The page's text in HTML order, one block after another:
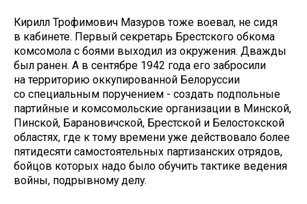
Кирилл Трофимович Мазуров тоже воевал, не сидя
в кабинете. Первый секретарь Брестского обкома
комсомола с боями выходил из окружения. Дважды
был ранен. А в сентябре 1942 года его забросили
на территорию оккупированной Белоруссии
со специальным поручением - создать подпольные
партийные и комсомольские организации в Минской,
Пинской, Барановичской, Брестской и Белостокской
областях, где к тому времени уже действовало более
пятидесяти самостоятельных партизанских отрядов,
бойцов которых надо было обучить тактике ведения
войны, подрывному делу.